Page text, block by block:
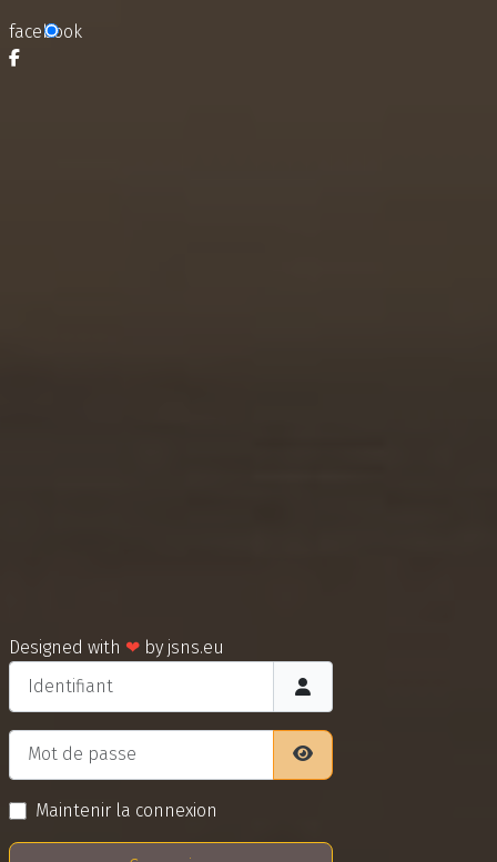
facebook
Designed with ❤ by jsns.eu
Identifiant
Mot de passe
Afficher le mot de
Maintenir la connexion